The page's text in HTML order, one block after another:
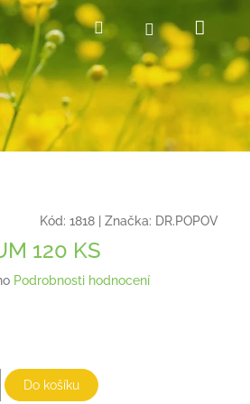
HledatPřihlášení
košík
Kód: 1818 Značka: DR.POPOV
120 KS
Podrobnosti hodnocení
Do košíku